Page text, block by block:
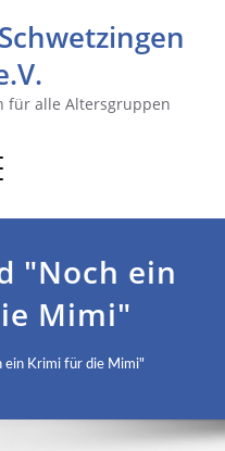
für alle Altersgruppen
"Noch ein
Mimi"
ein Krimi für die Mimi"